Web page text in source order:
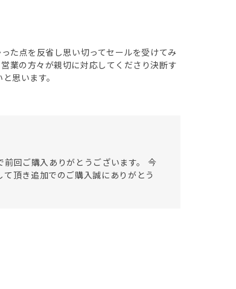
た点を反省し思い切ってセールを受けてみ
業の方々が親切に対応してくださり決断す
思います。
回ご購入ありがとうございます。 今
頂き追加でのご購入誠にありがとう